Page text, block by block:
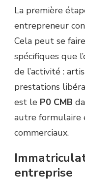
La première
entrepreneur
Cela peut se
spécifiques que
de l’activité :
prestations
est le P0 CMB
autre formulaire
commerciaux.
entreprise